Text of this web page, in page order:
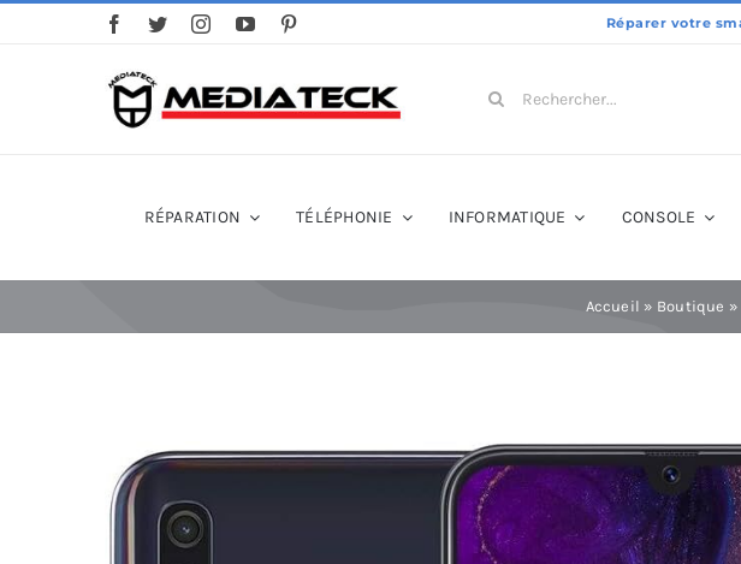
Search
RÉPARATION TÉLÉPHONIE INFORMATIQUE CONSOLE
Accueil » Boutique »